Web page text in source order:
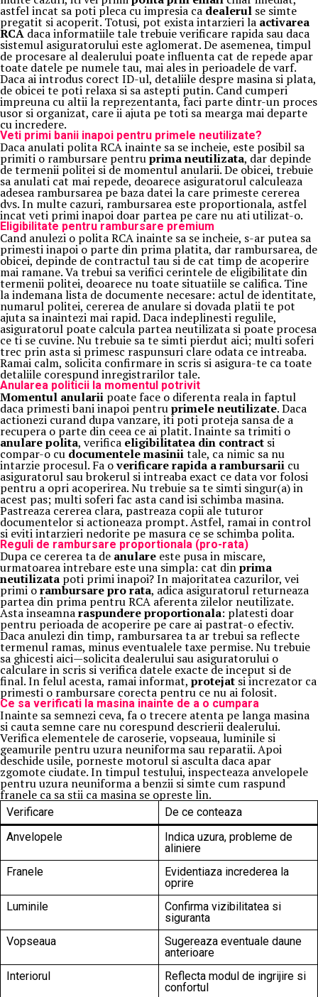
astfel incat sa poti pleca cu impresia ca dealerul se simte
pregatit si acoperit. Totusi, pot exista intarzieri la activarea
RCA daca informatiile tale trebuie verificare rapida sau daca
sistemul asiguratorului este aglomerat. De asemenea, timpul
de procesare al dealerului poate influenta cat de repede apar
toate datele pe numele tau, mai ales in perioadele de varf.
Daca ai introdus corect ID-ul, detaliile despre masina si plata,
de obicei te poti relaxa si sa astepti putin. Cand cumperi
impreuna cu altii la reprezentanta, faci parte dintr-un proces
usor si organizat, care ii ajuta pe toti sa mearga mai departe
cu incredere.
Veti primi banii inapoi pentru primele neutilizate?
Daca anulati polita RCA inainte sa se incheie, este posibil sa
primiti o rambursare pentruprima neutilizata, dar depinde
de termenii politei si de momentul anularii. De obicei, trebuie
sa anulati cat mai repede, deoarece asiguratorul calculeaza
adesea rambursarea pe baza datei la care primeste cererea
dvs. In multe cazuri, rambursarea este proportionala, astfel
incat veti primi inapoi doar partea pe care nu ati utilizat-o.
Eligibilitate pentru rambursare premium
Cand anulezi o polita RCA inainte sa se incheie, s-ar putea sa
primesti inapoi o parte din prima platita, dar rambursarea, de
obicei, depinde de contractul tau si de cat timp de acoperire
mai ramane. Va trebui sa verifici cerintele de eligibilitate din
termenii politei, deoarece nu toate situatiile se califica. Tine
la indemana lista de documente necesare: actul de identitate,
numarul politei, cererea de anulare si dovada platii te pot
ajuta sa inaintezi mai rapid. Daca indeplinesti regulile,
asiguratorul poate calcula partea neutilizata si poate procesa
ce ti se cuvine. Nu trebuie sa te simti pierdut aici; multi soferi
trec prin asta si primesc raspunsuri clare odata ce intreaba.
Ramai calm, solicita confirmare in scris si asigura-te ca toate
detaliile corespund inregistrarilor tale.
Anularea politicii la momentul potrivit
Momentul anularii poate face o diferenta reala in faptul
daca primesti bani inapoi pentruprimele neutilizate. Daca
actionezi curand dupa vanzare, iti poti proteja sansa de a
recupera o parte din ceea ce ai platit. Inainte sa trimiti o
anulare polita, verifica eligibilitatea din contract si
compar-o cu documentele masiniitale, ca nimic sa nu
intarzie procesul. Fa overificare rapida a rambursarii cu
asiguratorul sau brokerul si intreaba exact ce data vor folosi
pentru a opri acoperirea. Nu trebuie sa te simti singur(a) in
acest pas; multi soferi fac asta cand isi schimba masina.
Pastreaza cererea clara, pastreaza copii ale tuturor
documentelor si actioneaza prompt. Astfel, ramai in control
si eviti intarzieri nedorite pe masura ce se schimba polita.
Reguli de rambursare proportionala (pro-rata)
Dupa ce cererea ta de anulare este pusa in miscare,
urmatoarea intrebare este una simpla: cat dinprima
neutilizata poti primi inapoi? In majoritatea cazurilor, vei
primi orambursare pro rata, adica asiguratorul returneaza
partea din prima pentru RCA aferenta zilelor neutilizate.
Asta inseamnaraspundere proportionala: platesti doar
pentru perioada de acoperire pe care ai pastrat-o efectiv.
Daca anulezi din timp, rambursarea ta ar trebui sa reflecte
termenul ramas, minus eventualele taxe permise. Nu trebuie
sa ghicesti aici—solicita dealerului sau asiguratorului o
calculare in scris si verifica datele exacte de inceput si de
final. In felul acesta, ramai informat, protejat si increzator ca
primesti o rambursare corecta pentru ce nu ai folosit.
Ce sa verificati la masina inainte de a o cumpara
Inainte sa semnezi ceva, fa o trecere atenta pe langa masina
si cauta semne care nu corespund descrierii dealerului.
Verifica elementele de caroserie, vopseaua, luminile si
geamurile pentru uzura neuniforma sau reparatii. Apoi
deschide usile, porneste motorul si asculta daca apar
zgomote ciudate. In timpul testului, inspecteaza anvelopele
pentru uzura neuniforma a benzii si simte cum raspund
franele ca sa stii ca masina se opreste lin.
Verificare
De ce conteaza
Anvelopele
Indica uzura, probleme de
aliniere
Franele
Evidentiaza increderea la
oprire
Luminile
Confirma vizibilitatea si
siguranta
Vopseaua
Sugereaza eventuale daune
anterioare
Interiorul
Reflecta modul de ingrijire si
confortul